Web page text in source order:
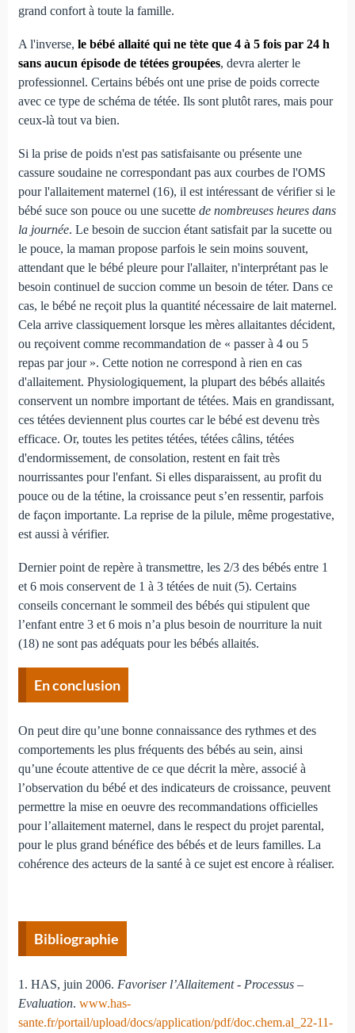
grand confort à toute la famille.
A l'inverse, le bébé allaité qui ne tète que 4 à 5 fois par 24 h
sans aucun épisode de tétées groupées, devra alerter le
professionnel. Certains bébés ont une prise de poids correcte
avec ce type de schéma de tétée. Ils sont plutôt rares, mais pour
ceux-là tout va bien.
Si la prise de poids n'est pas satisfaisante ou présente une
cassure soudaine ne correspondant pas aux courbes de l'OMS
pour l'allaitement maternel (16), il est intéressant de vérifier si le
bébé suce son pouce ou une sucette de nombreuses heures dans
la journée. Le besoin de succion étant satisfait par la sucette ou
le pouce, la maman propose parfois le sein moins souvent,
attendant que le bébé pleure pour l'allaiter, n'interprétant pas le
besoin continuel de succion comme un besoin de téter. Dans ce
cas, le bébé ne reçoit plus la quantité nécessaire de lait maternel.
Cela arrive classiquement lorsque les mères allaitantes décident,
ou reçoivent comme recommandation de « passer à 4 ou 5
repas par jour ». Cette notion ne correspond à rien en cas
d'allaitement. Physiologiquement, la plupart des bébés allaités
conservent un nombre important de tétées. Mais en grandissant,
ces tétées deviennent plus courtes car le bébé est devenu très
efficace. Or, toutes les petites tétées, tétées câlins, tétées
d'endormissement, de consolation, restent en fait très
nourrissantes pour l'enfant. Si elles disparaissent, au profit du
pouce ou de la tétine, la croissance peut s’en ressentir, parfois
de façon importante. La reprise de la pilule, même progestative,
est aussi à vérifier.
Dernier point de repère à transmettre, les 2/3 des bébés entre 1
et 6 mois conservent de 1 à 3 tétées de nuit (5). Certains
conseils concernant le sommeil des bébés qui stipulent que
l’enfant entre 3 et 6 mois n’a plus besoin de nourriture la nuit
(18) ne sont pas adéquats pour les bébés allaités.
En conclusion
On peut dire qu’une bonne connaissance des rythmes et des
comportements les plus fréquents des bébés au sein, ainsi
qu’une écoute attentive de ce que décrit la mère, associé à
l’observation du bébé et des indicateurs de croissance, peuvent
permettre la mise en oeuvre des recommandations officielles
pour l’allaitement maternel, dans le respect du projet parental,
pour le plus grand bénéfice des bébés et de leurs familles. La
cohérence des acteurs de la santé à ce sujet est encore à réaliser.
Bibliographie
1. HAS, juin 2006. Favoriser l’Allaitement - Processus –
Evaluation. www.has-
sante.fr/portail/upload/docs/application/pdf/doc.chem.al_22-11-